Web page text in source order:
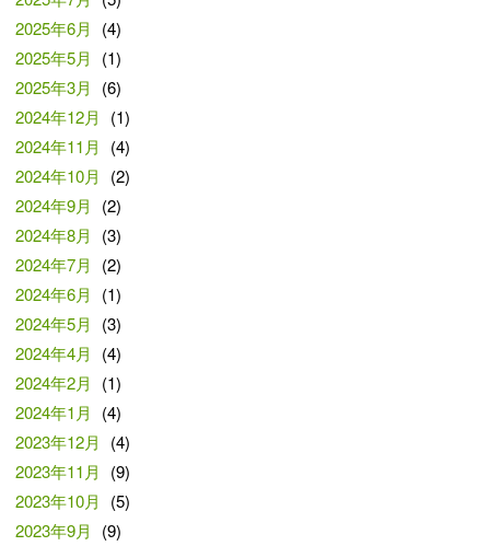
2025年6月
(4)
2025年5月
(1)
2025年3月
(6)
2024年12月
(1)
2024年11月
(4)
2024年10月
(2)
2024年9月
(2)
2024年8月
(3)
2024年7月
(2)
2024年6月
(1)
2024年5月
(3)
2024年4月
(4)
2024年2月
(1)
2024年1月
(4)
2023年12月
(4)
2023年11月
(9)
2023年10月
(5)
2023年9月
(9)